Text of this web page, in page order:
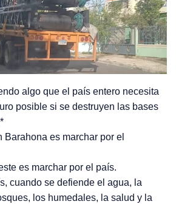
algo que el país entero necesita
posible si se destruyen las bases
Barahona es marchar por el
es marchar por el país.
cuando se defiende el agua, la
los humedales, la salud y la